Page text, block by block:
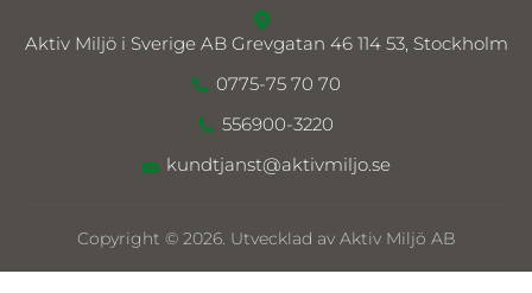
Aktiv Miljö i Sverige AB Grevgatan 46 114 53, Stockholm
0775-75 70 70
556900-3220
kundtjanst@aktivmiljo.se
Copyright © 2026. Utvecklad av Aktiv Miljö AB